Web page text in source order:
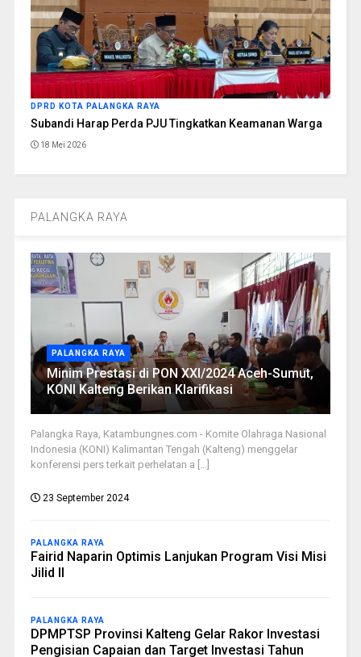
DPRD KOTA PALANGKA RAYA
Subandi Harap Perda PJU Tingkatkan Keamanan Warga
18 Mei 2026
PALANGKA RAYA
PALANGKA RAYA
Minim Prestasi di PON XXI/2024 Aceh-Sumut,
KONI Kalteng Berikan Klarifikasi
Palangka Raya, Katambungnes.com - Komite Olahraga Nasional
Indonesia (KONI) Kalimantan Tengah (Kalteng) menggelar
konferensi pers terkait perhelatan a [...]
23 September 2024
PALANGKA RAYA
Fairid Naparin Optimis Lanjukan Program Visi Misi
Jilid II
PALANGKA RAYA
DPMPTSP Provinsi Kalteng Gelar Rakor Investasi
Pengisian Capaian dan Target Investasi Tahun